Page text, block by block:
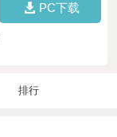
PC下载
排行